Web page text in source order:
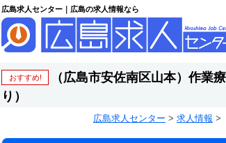
広島求人センター｜広島の求人情報なら
おすすめ!
（広島市安佐南区山本）作業
り）
広島求人センター > 求人情報 >